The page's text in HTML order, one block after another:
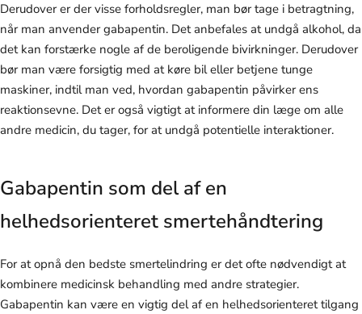
Derudover er der visse forholdsregler, man bør tage i betragtning,
når man anvender gabapentin. Det anbefales at undgå alkohol, da
det kan forstærke nogle af de beroligende bivirkninger. Derudover
bør man være forsigtig med at køre bil eller betjene tunge
maskiner, indtil man ved, hvordan gabapentin påvirker ens
reaktionsevne. Det er også vigtigt at informere din læge om alle
andre medicin, du tager, for at undgå potentielle interaktioner.
Gabapentin som del af en
helhedsorienteret smertehåndtering
For at opnå den bedste smertelindring er det ofte nødvendigt at
kombinere medicinsk behandling med andre strategier.
Gabapentin kan være en vigtig del af en helhedsorienteret tilgang